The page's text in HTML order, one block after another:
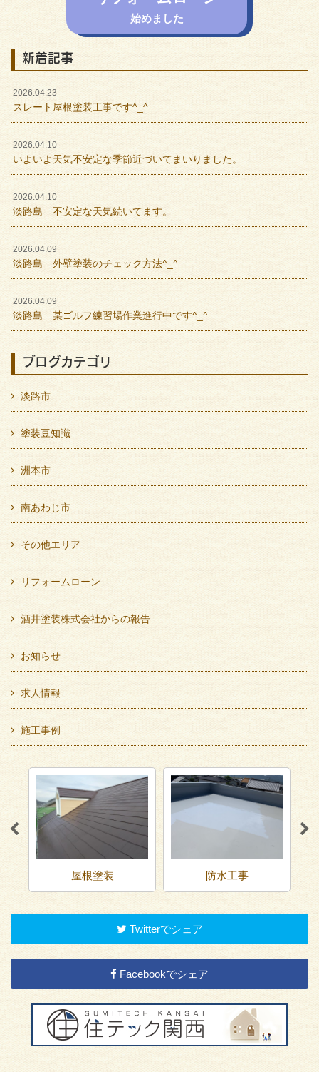
始めました
新着記事
2026.04.23
スレート屋根塗装工事です^_^
2026.04.10
いよいよ天気不安定な季節近づいてまいりました。
2026.04.10
淡路島 不安定な天気続いてます。
2026.04.09
淡路島 外壁塗装のチェック方法^_^
2026.04.09
淡路島 某ゴルフ練習場作業進行中です^_^
ブログカテゴリ
淡路市
塗装豆知識
洲本市
南あわじ市
その他エリア
リフォームローン
酒井塗装株式会社からの報告
お知らせ
求人情報
施工事例
屋根塗装 防水工事
Twitterでシェア
Facebookでシェア